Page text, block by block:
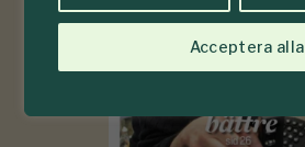
Acceptera alla